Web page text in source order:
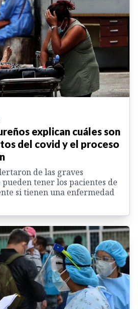
explican cuáles son
del covid y el proceso
de las graves
pueden tener los pacientes de
si tienen una enfermedad